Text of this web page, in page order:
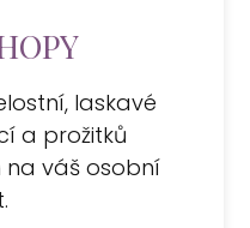
laskavé
a prožitků
váš osobní